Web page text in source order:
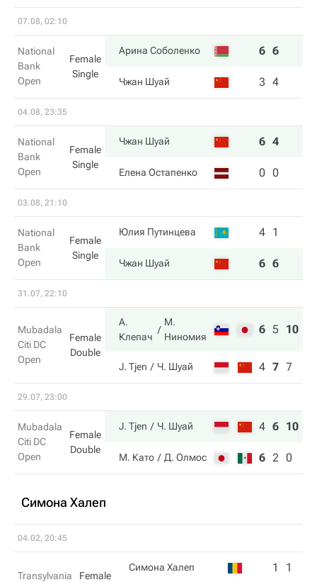
07.08, 02:10
National
Bank
Open
Female
Single
Арина Соболенко 6 6
Чжан Шуай 3 4
04.08, 23:35
National
Bank
Open
Female
Single
Чжан Шуай 6 4
Елена Остапенко 0 0
03.08, 21:10
National
Bank
Open
Female
Single
Юлия Путинцева 4 1
Чжан Шуай 6 6
31.07, 22:10
Mubadala
Citi DC
Open
Female
Double
А.
Клепач
М.
Ниномия
6 5 10
J. Tjen Ч. Шуай 4 7 7
29.07, 23:00
Mubadala
Citi DC
Open
Female
Double
J. Tjen Ч. Шуай 4 6 10
М. Като Д. Олмос 6 2 0
Симона Халеп
04.02, 20:45
Transylvania
Female
Симона Халеп 1 1